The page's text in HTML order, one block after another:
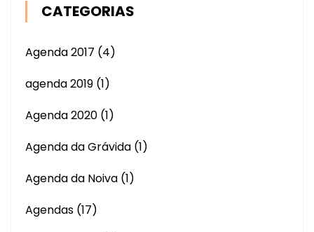
CATEGORIAS
Agenda 2017 (4)
agenda 2019 (1)
Agenda 2020 (1)
Agenda da Grávida (1)
Agenda da Noiva (1)
Agendas (17)